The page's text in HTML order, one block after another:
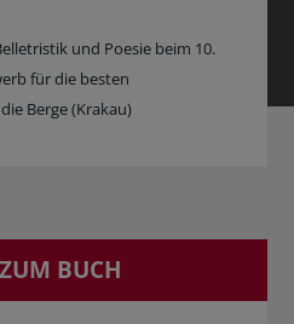
und Poesie beim 10.
für die besten
Berge (Krakau)
BUCH